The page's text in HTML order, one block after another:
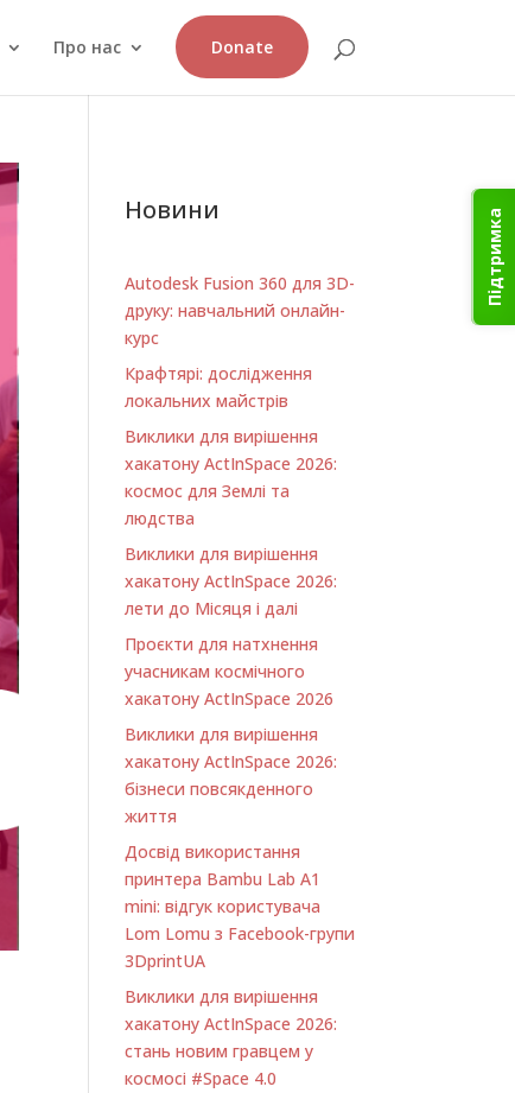
Підтримка
Про нас Donate
Новини
Autodesk Fusion 360 для 3D-
друку: навчальний онлайн-
курс
Крафтярі: дослідження
локальних майстрів
Виклики для вирішення
хакатону ActInSpace 2026:
космос для Землі та
людства
Виклики для вирішення
хакатону ActInSpace 2026:
лети до Місяця і далі
Проєкти для натхнення
учасникам космічного
хакатону ActInSpace 2026
Виклики для вирішення
хакатону ActInSpace 2026:
бізнеси повсякденного
життя
Досвід використання
принтера Bambu Lab A1
minі: відгук користувача
Lom Lomu з Facebook-групи
3DprintUA
Виклики для вирішення
хакатону ActInSpace 2026:
стань новим гравцем у
космосі #Space 4.0